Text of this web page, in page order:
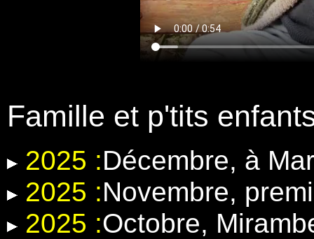
Famille et p'tits
2025 :Décembre, à
2025 :Novembre,
2025 :Octobre,